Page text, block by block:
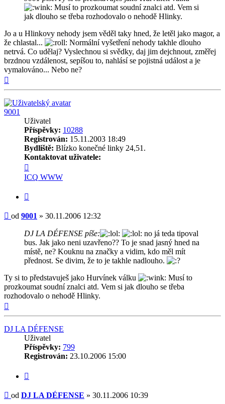
Musí to prozkoumat soudní znalci atd. Vem si
jak dlouho se třeba rozhodovalo o nehodě Hlinky.
Jo a u Hlinkovy nehody jsem věděl taky hned, že letěl jako magor, a
že chlastal...
Normální vyšetření nehody takhle dlouho
netrvá. Co udělaj? Vyslechnou si svědky, daj jim dejchnout, změřej
brzdnou vzdálenost, sepíšou to, nahlásí se pojistná událost a je
vymalováno... Nebo ne?
9001
Uživatel
Příspěvky: 10288
Registrován: 15.11.2003 18:49
Bydliště: Blízko konečné linky 24,51.
Kontaktovat uživatele:
uživatele
9001
ICQ WWW
Příspěvek
od 9001 » 30.11.2006 12:32
DJ LA DÉFENSE píše:
no já teda tipoval
bus. Jak jako neni uzavřeno?? To je snad jasný hned na
místě, ne? Kouknu na značky a vidim, kdo měl mít
přednost. Se divim, že to je takhle nadlouho.
Ty si to představuješ jako Hurvínek válku
Musí to
prozkoumat soudní znalci atd. Vem si jak dlouho se třeba
rozhodovalo o nehodě Hlinky.
DJ LA DÉFENSE
Uživatel
Příspěvky: 799
Registrován: 23.10.2006 15:00
Příspěvek
od DJ LA DÉFENSE » 30.11.2006 10:39